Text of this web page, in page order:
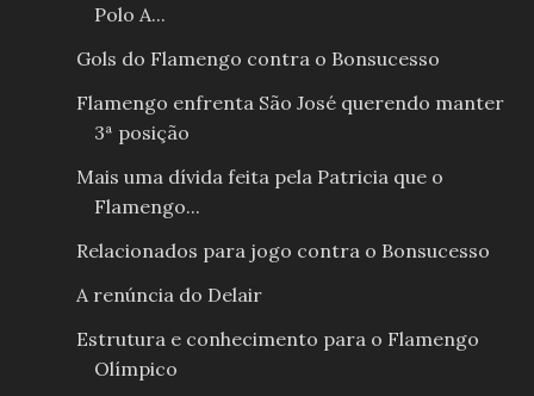
Polo A...
Gols do Flamengo contra o Bonsucesso
Flamengo enfrenta São José querendo manter
3ª posição
Mais uma dívida feita pela Patricia que o
Flamengo...
Relacionados para jogo contra o Bonsucesso
A renúncia do Delair
Estrutura e conhecimento para o Flamengo
Olímpico